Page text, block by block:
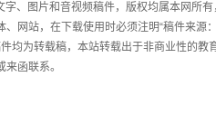
、图片和音视频稿件，版权均属本网所
网站，在下载使用时必须注明“稿件来源
均为转载稿，本站转载出于非商业性的
函联系。